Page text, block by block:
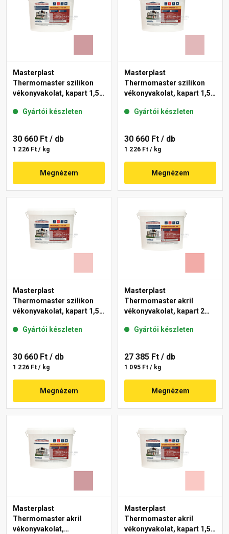
Masterplast
Thermomaster szilikon
vékonyvakolat, kapart 1,5
Gyártói készleten
30 660 Ft / db
1 226 Ft / kg
Megnézem
Masterplast
Thermomaster szilikon
vékonyvakolat, kapart 1,5
Gyártói készleten
30 660 Ft / db
1 226 Ft / kg
Megnézem
Masterplast
Thermomaster szilikon
vékonyvakolat, kapart 1,5
Gyártói készleten
30 660 Ft / db
1 226 Ft / kg
Megnézem
Masterplast
Thermomaster akril
vékonyvakolat, kapart 2
Gyártói készleten
27 385 Ft / db
1 095 Ft / kg
Megnézem
Masterplast
Thermomaster akril
vékonyvakolat,
Masterplast
Thermomaster akril
vékonyvakolat, kapart 1,5